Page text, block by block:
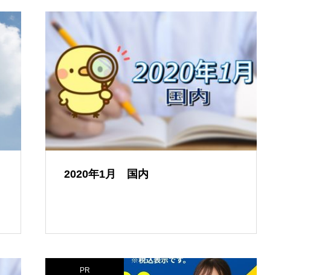
2020年1月 国内
PR